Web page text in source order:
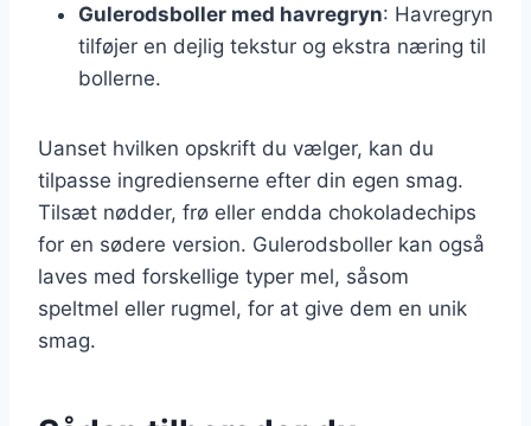
Gulerodsboller med havregryn: Havregryn
tilføjer en dejlig tekstur og ekstra næring til
bollerne.
Uanset hvilken opskrift du vælger, kan du
tilpasse ingredienserne efter din egen smag.
Tilsæt nødder, frø eller endda chokoladechips
for en sødere version. Gulerodsboller kan også
laves med forskellige typer mel, såsom
speltmel eller rugmel, for at give dem en unik
smag.